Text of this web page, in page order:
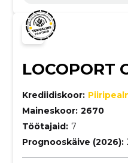
LOCOPORT
Krediidiskoor:
Maineskoor: 2670
Töötajaid: 7
Prognooskäive (2026):